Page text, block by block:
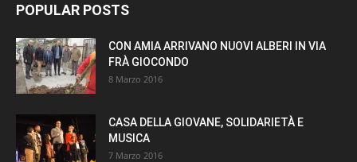
POPULAR POSTS
CON AMIA ARRIVANO NUOVI ALBERI IN VIA
FRÀ GIOCONDO
8 Marzo 2016
CASA DELLA GIOVANE, SOLIDARIETÀ E
MUSICA
7 Marzo 2016